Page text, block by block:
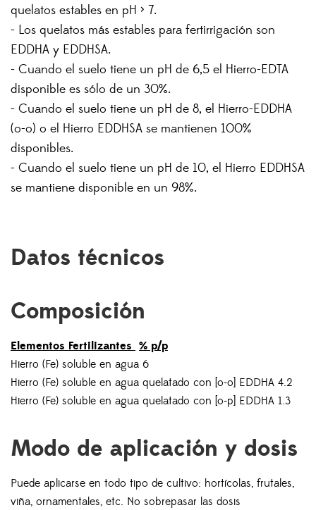
quelatos estables en pH > 7.
- Los quelatos más estables para fertirrigación son
EDDHA y EDDHSA.
- Cuando el suelo tiene un pH de 6,5 el Hierro-EDTA
disponible es sólo de un 30%.
- Cuando el suelo tiene un pH de 8, el Hierro-EDDHA
(o-o) o el Hierro EDDHSA se mantienen 100%
disponibles.
- Cuando el suelo tiene un pH de 10, el Hierro EDDHSA
se mantiene disponible en un 98%.
Datos técnicos
Composición
Elementos Fertilizantes % p/p
Hierro (Fe) soluble en agua 6
Hierro (Fe) soluble en agua quelatado con [o-o] EDDHA 4.2
Hierro (Fe) soluble en agua quelatado con [o-p] EDDHA 1.3
Modo de aplicación y dosis
Puede aplicarse en todo tipo de cultivo: hortícolas, frutales,
viña, ornamentales, etc. No sobrepasar las dosis